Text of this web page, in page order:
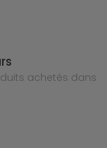
achetés dans